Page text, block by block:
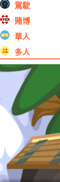
駕駛
賭博
單人
多人